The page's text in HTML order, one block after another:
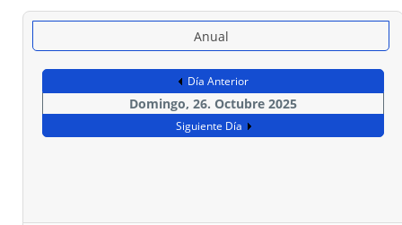
Anual
Día Anterior
Domingo, 26. Octubre 2025
Siguiente Día